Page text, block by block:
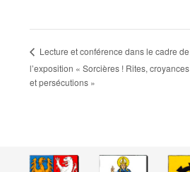
Lecture et conférence dans le cadre de
l’exposition « Sorcières ! Rites, croyances
et persécutions »